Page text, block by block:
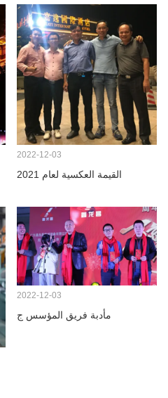
2022-12-03
القيمة العكسية لعام 2021
2022-12-03
مأدبة فريق المؤسس ج